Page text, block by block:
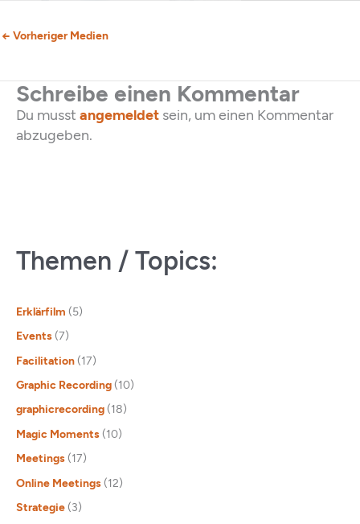
← Vorheriger Medien
Schreibe einen Kommentar
Du musst angemeldet sein, um einen Kommentar
abzugeben.
Themen / Topics:
Erklärfilm (5)
Events (7)
Facilitation (17)
Graphic Recording (10)
graphicrecording (18)
Magic Moments (10)
Meetings (17)
Online Meetings (12)
Strategie (3)